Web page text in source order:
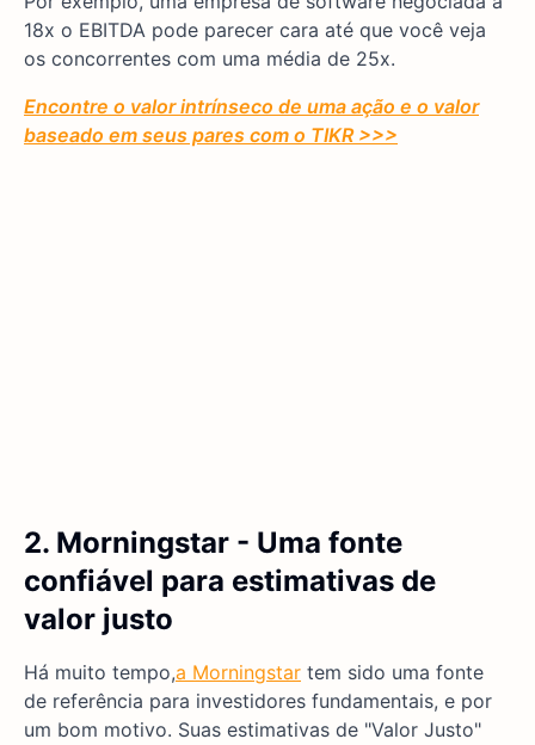
18x o EBITDA pode parecer cara até que você veja
os concorrentes com uma média de 25x.
Encontre o valor intrínseco de uma ação e o valor
baseado em seus pares com o TIKR >>>
2. Morningstar - Uma fonte
confiável para estimativas de
valor justo
Há muito tempo,a Morningstar tem sido uma fonte
de referência para investidores fundamentais, e por
um bom motivo. Suas estimativas de "Valor Justo"